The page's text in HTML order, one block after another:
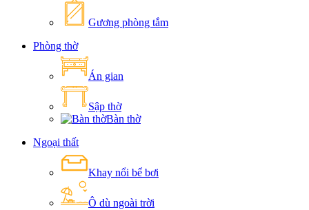
Gương phòng tắm
Phòng thờ
Án gian
Sập thờ
Bàn thờ
Ngoại thất
Khay nổi bể bơi
Ô dù ngoài trời